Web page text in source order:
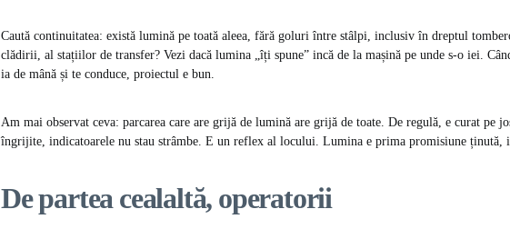
Caută continuitatea: există lumină pe toată aleea, fără goluri între stâlpi, inclusiv în dreptul
clădirii, al stațiilor de transfer? Vezi dacă lumina „îți spune” incă de la mașină pe unde s-o iei.
ia de mână și te conduce, proiectul e bun.
Am mai observat ceva: parcarea care are grijă de lumină are grijă de toate. De regulă, e curat pe
îngrijite, indicatoarele nu stau strâmbe. E un reflex al locului. Lumina e prima promisiune ținută,
De partea cealaltă, operatorii